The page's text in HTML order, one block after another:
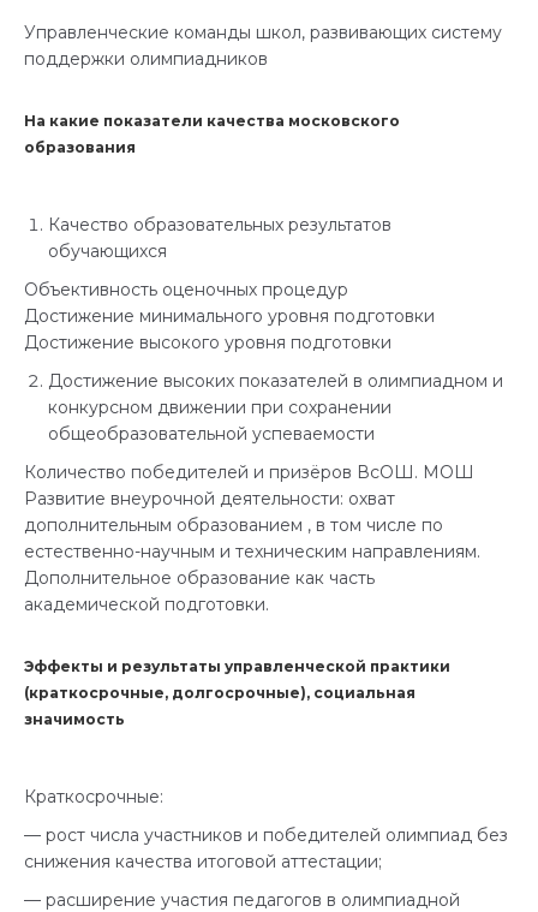
Управленческие команды школ, развивающих систему
поддержки олимпиадников
На какие показатели качества московского
образования
Качество образовательных результатов
обучающихся
Объективность оценочных процедур
Достижение минимального уровня подготовки
Достижение высокого уровня подготовки
Достижение высоких показателей в олимпиадном и
конкурсном движении при сохранении
общеобразовательной успеваемости
Количество победителей и призёров ВсОШ. МОШ
Развитие внеурочной деятельности: охват
дополнительным образованием , в том числе по
естественно-научным и техническим направлениям.
Дополнительное образование как часть
академической подготовки.
Эффекты и результаты управленческой практики
(краткосрочные, долгосрочные), социальная
значимость
Краткосрочные:
— рост числа участников и победителей олимпиад без
снижения качества итоговой аттестации;
— расширение участия педагогов в олимпиадной